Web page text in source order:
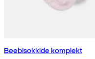
Beebisokkide komplekt